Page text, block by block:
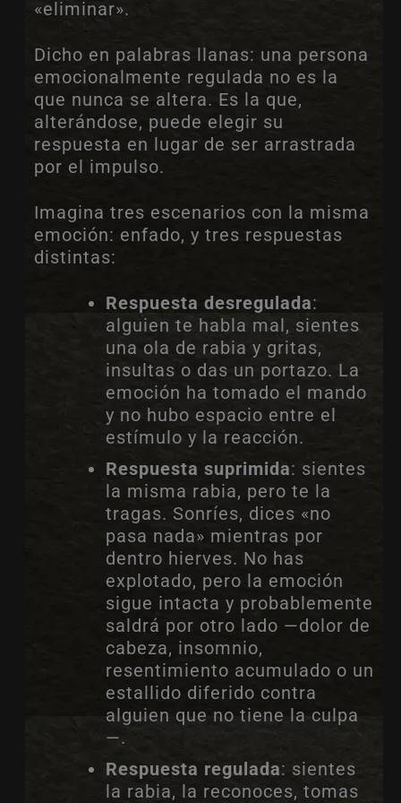
«eliminar».
Dicho en palabras llanas: una persona
emocionalmente regulada no es la
que nunca se altera. Es la que,
alterándose, puede elegir su
respuesta en lugar de ser arrastrada
por el impulso.
Imagina tres escenarios con la misma
emoción: enfado, y tres respuestas
distintas:
Respuesta desregulada:
alguien te habla mal, sientes
una ola de rabia y gritas,
insultas o das un portazo. La
emoción ha tomado el mando
y no hubo espacio entre el
estímulo y la reacción.
Respuesta suprimida: sientes
la misma rabia, pero te la
tragas. Sonríes, dices «no
pasa nada» mientras por
dentro hierves. No has
explotado, pero la emoción
sigue intacta y probablemente
saldrá por otro lado —dolor de
cabeza, insomnio,
resentimiento acumulado o un
estallido diferido contra
alguien que no tiene la culpa
—.
Respuesta regulada: sientes
la rabia, la reconoces, tomas